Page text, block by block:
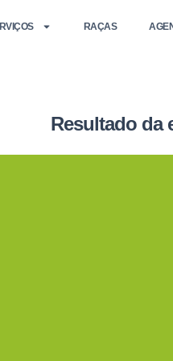
RAÇAS
Resultado da